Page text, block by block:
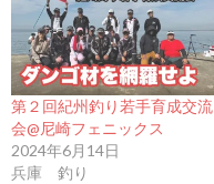
第２回紀州釣り若手育成交流
会@尼崎フェニックス
2024年6月14日
兵庫 釣り